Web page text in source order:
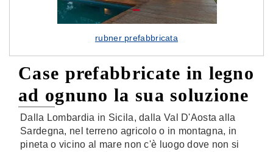
rubner prefabbricata
Case prefabbricate in legno
ad ognuno la sua soluzione
Dalla Lombardia in Sicila, dalla Val D'Aosta alla
Sardegna, nel terreno agricolo o in montagna, in
pineta o vicino al mare non c'è luogo dove non si